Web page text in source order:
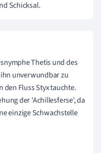
Schicksal.
Thetis und des
unverwundbar zu
den Fluss Styx tauchte.
der 'Achillesferse', da
einzige Schwachstelle